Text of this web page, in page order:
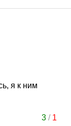
я к ним
3/ 1